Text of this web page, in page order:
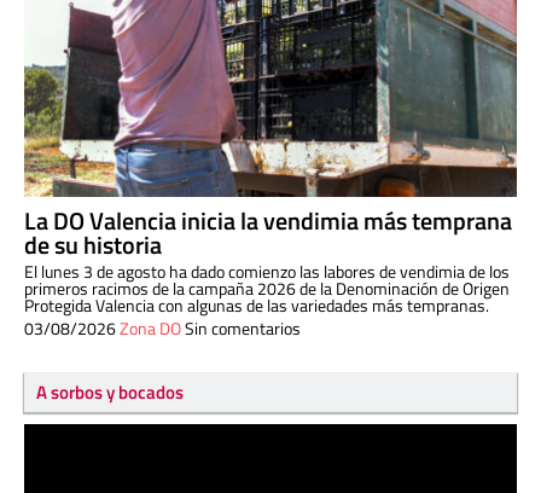
La DO Valencia inicia la vendimia más temprana
de su historia
El lunes 3 de agosto ha dado comienzo las labores de vendimia de los
primeros racimos de la campaña 2026 de la Denominación de Origen
Protegida Valencia con algunas de las variedades más tempranas.
03/08/2026Zona DOSin comentarios
A sorbos y bocados